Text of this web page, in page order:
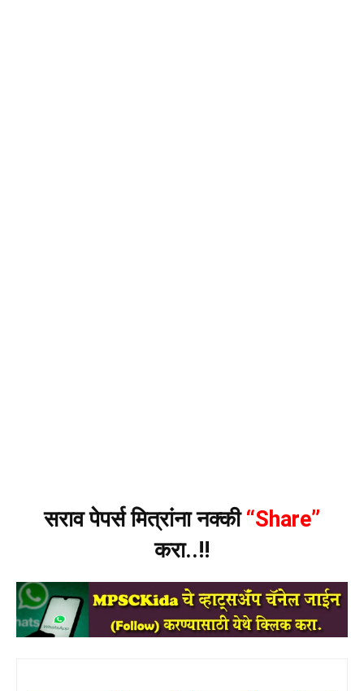
सराव पेपर्स मित्रांना नक्की“Share”
करा..!!